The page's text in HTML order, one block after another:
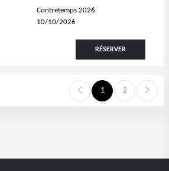
Contretemps 2026
10/10/2026
RÉSERVER
1 2